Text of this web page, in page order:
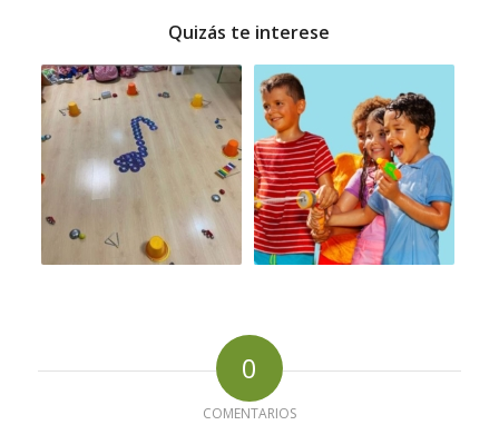
Quizás te interese
0
COMENTARIOS